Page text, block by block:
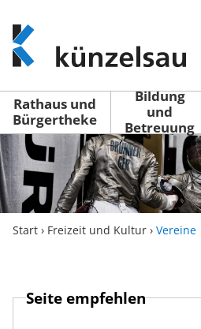
www.kuenzelsau.de
(zur
Startseite)
Rathaus und
Bürgertheke
Bildung
und
Betreuung
Start › Freizeit und Kultur › Vereine
Seite empfehlen